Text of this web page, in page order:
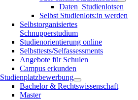
Daten_Studienlotsen
Selbst Studienlots:in werden
Selbstorganisiertes
Schnupperstudium
Studienorientierung online
Selbsttests/Selfassessments
Angebote für Schulen
Campus erkunden
Studienplatzbewerbung
Bachelor & Rechtswissenschaft
Master